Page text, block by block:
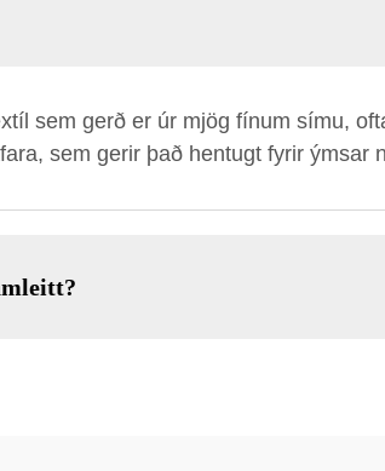
sem gerð er úr mjög fínum símu,
sem gerir það hentugt fyrir